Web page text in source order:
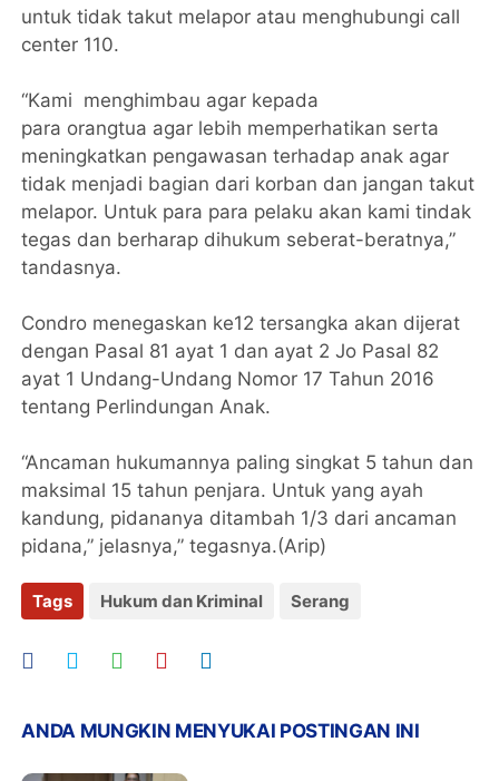
untuk tidak takut melapor atau menghubungi call
center 110.
“Kami menghimbau agar kepada
para orangtua agar lebih memperhatikan serta
meningkatkan pengawasan terhadap anak agar
tidak menjadi bagian dari korban dan jangan takut
melapor. Untuk para para pelaku akan kami tindak
tegas dan berharap dihukum seberat-beratnya,”
tandasnya.
Condro menegaskan ke12 tersangka akan dijerat
dengan Pasal 81 ayat 1 dan ayat 2 Jo Pasal 82
ayat 1 Undang-Undang Nomor 17 Tahun 2016
tentang Perlindungan Anak.
“Ancaman hukumannya paling singkat 5 tahun dan
maksimal 15 tahun penjara. Untuk yang ayah
kandung, pidananya ditambah 1/3 dari ancaman
pidana,” jelasnya,” tegasnya.(Arip)
Tags Hukum dan Kriminal Serang
ANDA MUNGKIN MENYUKAI POSTINGAN INI